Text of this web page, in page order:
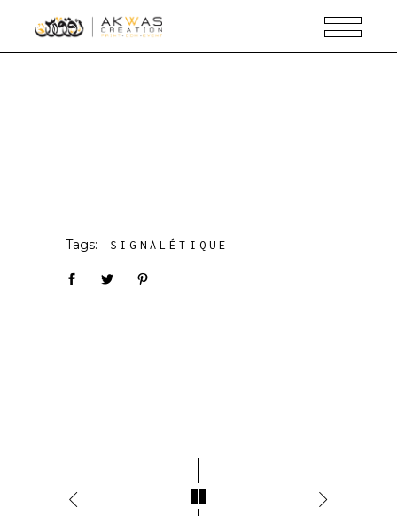
Tags: SIGNALÉTIQUE